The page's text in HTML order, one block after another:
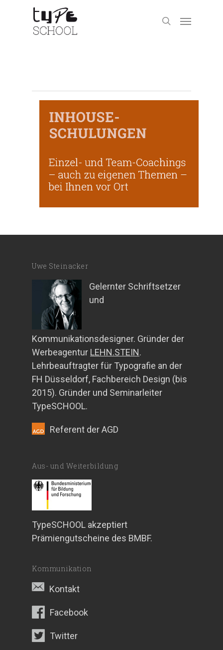
Uwe Steinacker
Gelernter Schriftsetzer
und
Kommunikationsdesigner. Gründer der
Werbeagentur LEHN.STEIN.
Lehrbeauftragter für Typografie an der
FH Düsseldorf, Fachbereich Design (bis
2015). Gründer und Seminarleiter
TypeSCHOOL.
Referent der AGD
Aus- und Weiterbildung
TypeSCHOOL akzeptiert
Prämiengutscheine des BMBF.
Kommunikation
Kontakt
Facebook
Twitter